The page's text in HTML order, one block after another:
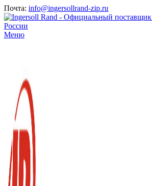
Почта: info@ingersollrand-zip.ru
Меню